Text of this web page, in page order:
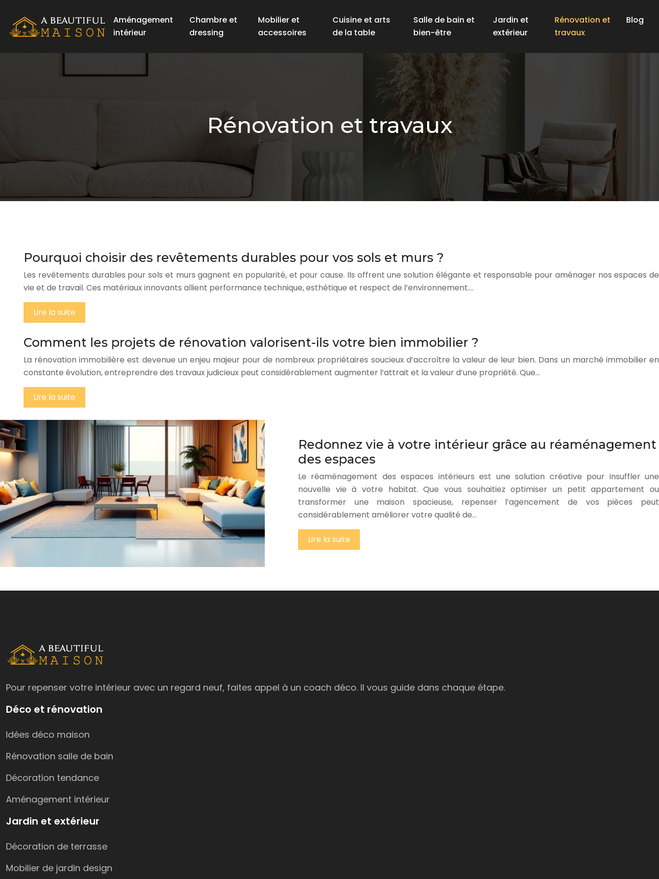
Aménagement
intérieur
Chambre et
dressing
Mobilier et
accessoires
Cuisine et arts
de la table
Salle de bain et
bien-être
Jardin et
extérieur
Rénovation et
travaux
Blog
Rénovation et travaux
Pourquoi choisir des revêtements durables pour vos sols et murs ?
Les revêtements durables pour sols et murs gagnent en popularité, et pour cause. Ils offrent une solution élégante et responsable pour aménager nos espaces de
vie et de travail. Ces matériaux innovants allient performance technique, esthétique et respect de l’environnement….
Lire la suite
Comment les projets de rénovation valorisent-ils votre bien immobilier ?
La rénovation immobilière est devenue un enjeu majeur pour de nombreux propriétaires soucieux d’accroître la valeur de leur bien. Dans un marché immobilier en
constante évolution, entreprendre des travaux judicieux peut considérablement augmenter l’attrait et la valeur d’une propriété. Que…
Lire la suite
Redonnez vie à votre intérieur grâce au réaménagement
des espaces
Le réaménagement des espaces intérieurs est une solution créative pour insuffler une
nouvelle vie à votre habitat. Que vous souhaitiez optimiser un petit appartement ou
transformer une maison spacieuse, repenser l’agencement de vos pièces peut
considérablement améliorer votre qualité de…
Lire la suite
Pour repenser votre intérieur avec un regard neuf, faites appel à un coach déco. Il vous guide dans chaque étape.
Déco et rénovation
Idées déco maison
Rénovation salle de bain
Décoration tendance
Aménagement intérieur
Jardin et extérieur
Décoration de terrasse
Mobilier de jardin design